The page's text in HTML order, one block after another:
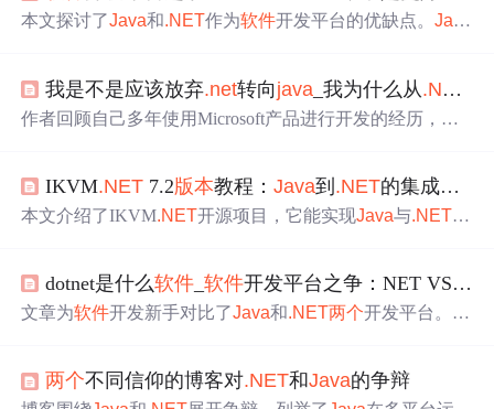
本文探讨了Java和.NET作为软件开发平台的优缺点。Java
架，提供广泛的开发可能性，具有快速的进步、优秀的性
能和现代化的C#语言，但可能在客户端和特定领域如ML/
我是不是应该放弃.net转向 java _我为什么从.NET
作者回顾自己多年使用Microsoft产品进行开发的经历，接
语言平台差异小、成本不同、社区氛围不同等，最终因想
在Java社区学习框架和模式而转向Java。
IKVM.NET 7.2版本教程：Java到 .NET的集成指南
本文介绍了IKVM.NET开源项目，它能实现Java与.NET平
能。说明了Java字节码转.NETIL代码的机制、工具及优
化，以及Java类库在.NET中的集成、类型映射、性能和兼
dotnet是什么软件 _软件开发平台之争：NET VS
文章为软件开发新手对比了Java和.NET两个开发平台。
Ja
用，更新快、性能优，不过客户端开发和ML、NLP领域表
现欠佳。二者各有利弊，都是不错的职业选择。
两个不同信仰的博客对.NET和Java的争辩